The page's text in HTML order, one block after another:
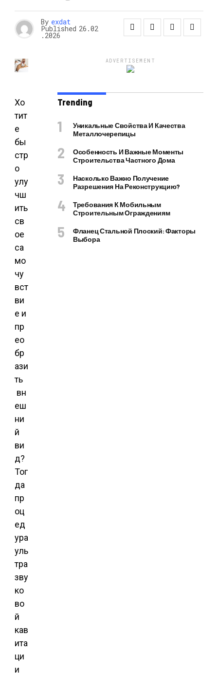
By exdat
Published 26.02
.2026
Хо
тит
е
бы
стр
о
улу
чш
ить
св
ое
са
мо
чу
вст
ви
е и
пр
ео
бр
ази
ть
вн
еш
ни
й
ви
д?
Тог
да
пр
оц
ед
ура
уль
тра
зву
ко
во
й
кав
ита
ци
и
ADVERTISEMENT
Trending
Уникальные Свойства И Качества
Металлочерепицы
Особенность И Важные Моменты
Строительства Частного Дома
Насколько Важно Получение
Разрешения На Реконструкцию?
Требования К Мобильным
Строительным Ограждениям
Фланец Стальной Плоский: Факторы
Выбора